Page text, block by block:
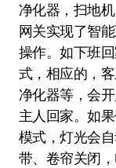
净化器，扫地
网关实现了智
操作。如下班
式，相应的，
净化器等，会
主人回家。如
模式，灯光会
带、卷帘关闭